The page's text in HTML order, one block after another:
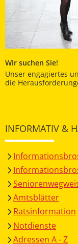
Wir suchen Sie!
Unser engagiertes
die
INFORMATIV &
Amtsblätter
Ratsinformation
Notdienste
Adressen A - Z